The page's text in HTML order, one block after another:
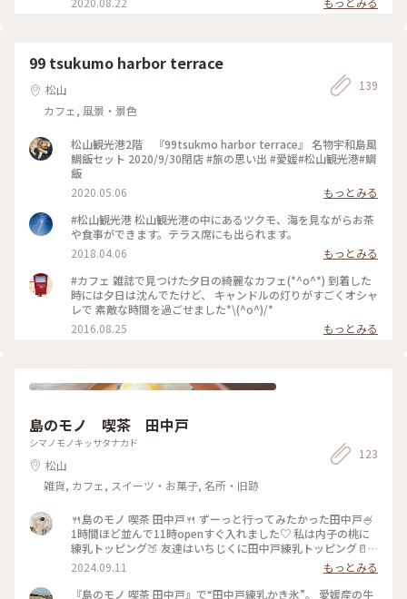
・ ・ #クラシカルな街 #秋の彩り #ことりっぷ愛媛高知ドライ
愛媛 #愛媛県
99 tsukumo harbor terrace
松山
カフェ, 風景・景色
139
松山観光港2階 『99tsukmo harbor terrace』 名物宇和島風
鯛飯セット 2020/9/30閉店 #旅の思い出 #愛媛#松山観光港#鯛
飯
2020.05.06
もっとみる
#松山観光港 松山観光港の中にあるツクモ、海を見ながらお茶
や食事ができます。テラス席にも出られます。
2018.04.06
もっとみる
#カフェ 雑誌で見つけた夕日の綺麗なカフェ(*^o^*) 到着した
時には夕日は沈んでたけど、 キャンドルの灯りがすごくオシャ
レで 素敵な時間を過ごせました*\(^o^)/*
2016.08.25
もっとみる
島のモノ 喫茶 田中戸
シマノモノキッサタナカド
松山
雑貨, カフェ, スイーツ・お菓子, 名所・旧跡
123
🍴島のモノ 喫茶 田中戸🍴 ずーっと行ってみたかった田中戸🍧
1時間ほど並んで11時openすぐ入れました♡ 私は内子の桃に
練乳トッピング🍑 友達はいちじくに田中戸練乳トッピング🥛
この田中戸練乳が美味🤤🤍 #ことりっぷ旅2024 #クラシカルな
街 #愛媛 #松山 #三津浜 #田中戸
2024.09.11
もっとみる
『島のモノ 喫茶 田中戸』で“田中戸練乳かき氷”。 愛媛産の牛